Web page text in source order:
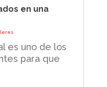
en una
es uno de los
para que